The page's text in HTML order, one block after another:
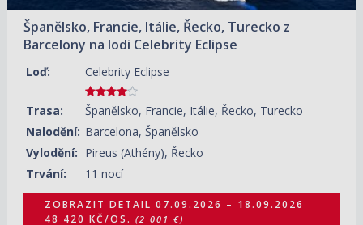
Španělsko, Francie, Itálie, Řecko, Turecko z
Barcelony na lodi Celebrity Eclipse
Loď: Celebrity Eclipse
Trasa:
Španělsko, Francie, Itálie, Řecko, Turecko
Nalodění: Barcelona, Španělsko
Vylodění: Pireus (Athény), Řecko
Trvání:
11 nocí
ZOBRAZIT DETAIL 07.09.2026 – 18.09.2026
48 420 KČ/OS. (2 001 €)